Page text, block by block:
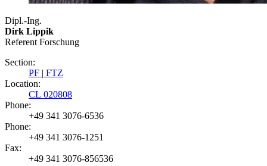
Dipl.-Ing.
Dirk Lippik
Referent Forschung
Section:
PF | FTZ
Location:
CL 020808
Phone:
+49 341 3076-6536
Phone:
+49 341 3076-1251
Fax:
+49 341 3076-856536